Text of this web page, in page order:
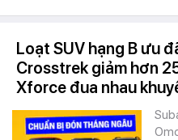
Loạt SUV hạng B ưu
Crosstrek giảm hơn
Xforce đua nhau